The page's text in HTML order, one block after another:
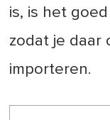
is, is het
zodat je daar
importeren.